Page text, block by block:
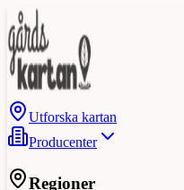
Utforska kartan
Producenter
Regioner